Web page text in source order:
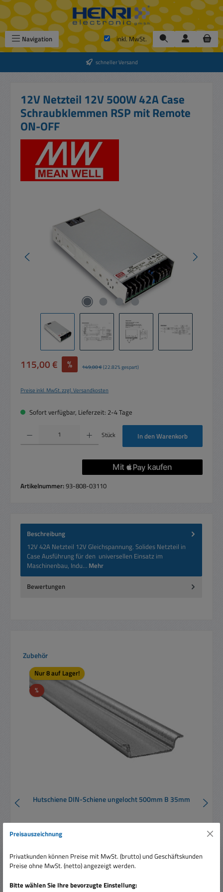
Zum Hauptinhalt springen
Navigation inkl. MwSt.
schneller Versand
12V Netzteil 12V 500W 42A Case
Schraubklemmen RSP mit Remote
ON-OFF
Verkaufspreis:
115,00 € % Regulärer Preis:
149,00 €(22.82% gespart)
Preise inkl. MwSt. zzgl. Versandkosten
Sofort verfügbar, Lieferzeit: 2-4 Tage
Produkt Anzahl: Gib den gewünschten Wert ein oder benutze die Schaltflächen um
Stück In den Warenkorb
Artikelnummer:93-808-03110
Beschreibung
12V 42A Netzteil 12V Gleichspannung. Solides Netzteil in
Case Ausführung für den universellen Einsatz im
Maschinenbau, Indu… Mehr
Bewertungen
Produktgalerie überspringen
Zubehör
Nur 8 auf Lager!
%Rabatt
Hutschiene DIN-Schiene ungelocht 500mm B 35mm
Verkaufspreis:
2,80 € Regulärer Preis:
3,95 €(29.11% gespart)
Preisauszeichnung
Privatkunden können Preise mit MwSt. (brutto) und Geschäftskunden
Preise ohne MwSt. (netto) angezeigt werden.
Bitte wählen Sie Ihre bevorzugte Einstellung: